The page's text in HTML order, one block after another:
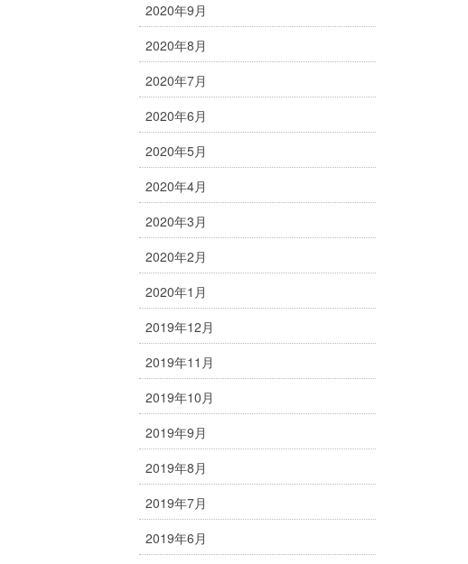
2020年9月
2020年8月
2020年7月
2020年6月
2020年5月
2020年4月
2020年3月
2020年2月
2020年1月
2019年12月
2019年11月
2019年10月
2019年9月
2019年8月
2019年7月
2019年6月